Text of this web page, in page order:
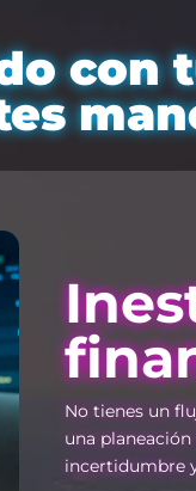
con
No tienes un
una
incertidumbre